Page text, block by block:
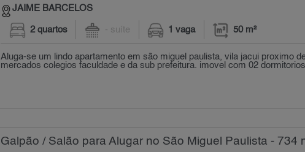
JAIME BARCELOS
2 quartos - suíte 1 vaga 50 m²
Aluga-se um lindo apartamento em são miguel paulista, vila jacui proximo
mercados colegios faculdade e da sub prefeitura. imovel com 02
Galpão / Salão para Alugar no São Miguel Paulista - 734